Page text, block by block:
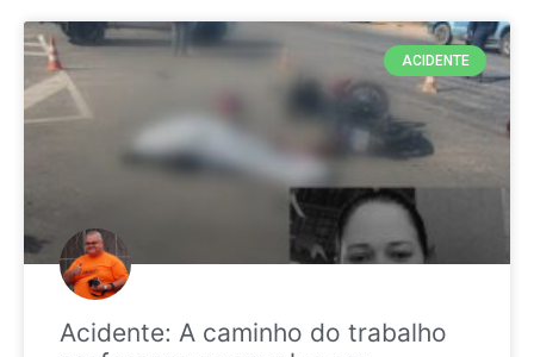
ACIDENTE
Acidente: A caminho do trabalho